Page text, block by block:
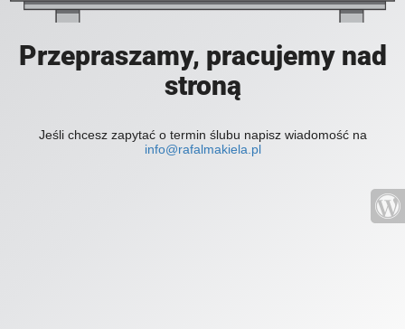
Przepraszamy, pracujemy nad
stroną
Jeśli chcesz zapytać o termin ślubu napisz wiadomość na
info@rafalmakiela.pl